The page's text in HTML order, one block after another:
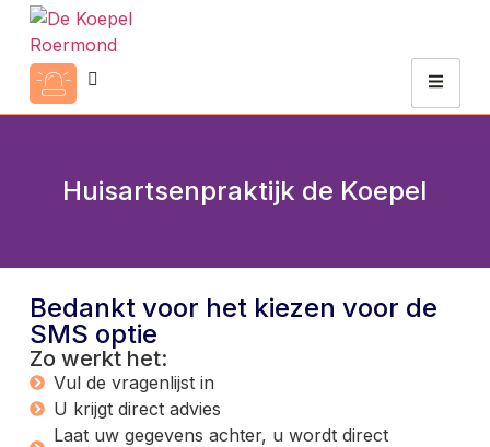
Huisartsenpraktijk de Koepel
Bedankt voor het kiezen voor de
SMS optie
Zo werkt het:
Vul de vragenlijst in
U krijgt direct advies
Laat uw gegevens achter, u wordt direct